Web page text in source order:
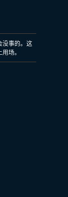
没事的。这
场。